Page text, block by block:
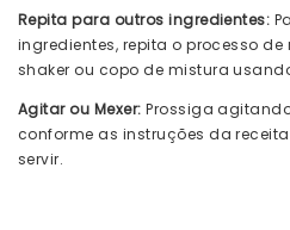
Repita para outros ingredientes:
ingredientes, repita o processo
shaker ou copo de mistura
Agitar ou Mexer:Prossiga
conforme as instruções da
servir.